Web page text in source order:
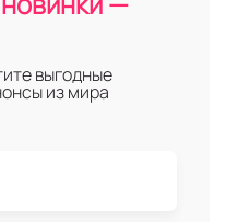
выгодные
из мира